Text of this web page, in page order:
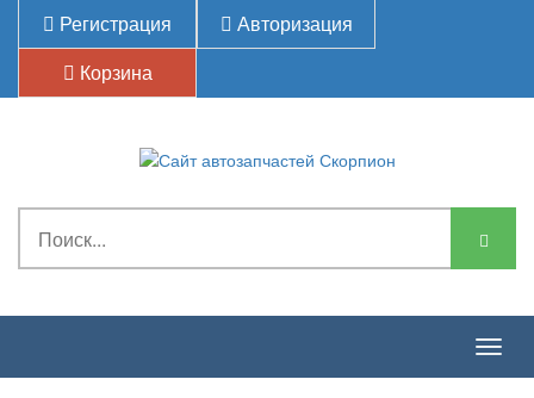
Регистрация
Авторизация
Корзина